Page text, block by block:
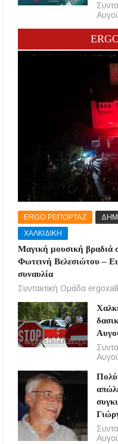
ERGO ΡΕΠΟΡΤΑΖ
ΧΑΛΚΙΔΙΚΗ
Μαγική μουσική βραδιά
Φωτεινή Βελεσιώτου –
συναυλία
Συντακτική Ομάδα